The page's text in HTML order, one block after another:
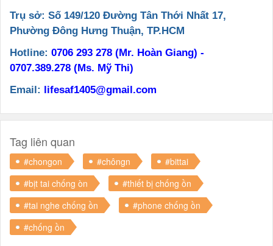
Trụ sở: Số 149/120 Đường Tân Thới Nhất 17,
Phường Đông Hưng Thuận, TP.HCM
Hotline: 0706 293 278 (Mr. Hoàn Giang) -
0707.389.278 (Ms. Mỹ Thi)
Email: lifesaf1405@gmail.com
Tag liên quan
#chongon #chôngn
#bittai
#bịt tai chống òn
#thiết bị chống ồn
#tai nghe chống ồn
#phone chống ồn
#chống ồn